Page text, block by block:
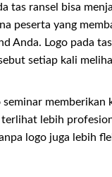
tas ransel bisa
peserta yang
Anda. Logo pada
setiap kali
lebih
logo juga lebih